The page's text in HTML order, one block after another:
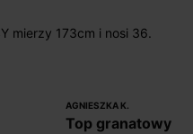
mierzy 173cm i nosi 36.
AGNIESZKA K.
Top granatowy